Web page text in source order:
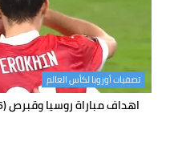
تصفيات أوروبا لكأس العالم
اهداف مباراة روسيا وقبرص (6-0) تصفيات كاس العالم